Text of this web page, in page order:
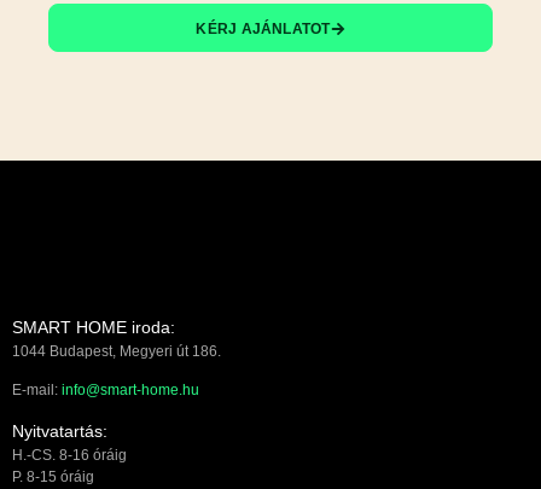
KÉRJ AJÁNLATOT
SMART HOME iroda:
1044 Budapest, Megyeri út 186.
E-mail: info@smart-home.hu
Nyitvatartás:
H.-CS. 8-16 óráig
P. 8-15 óráig